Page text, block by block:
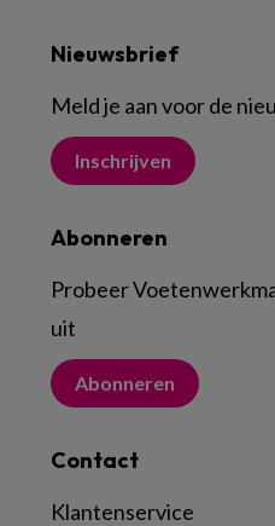
Nieuwsbrief
Meld je aan voor de
Inschrijven
Abonneren
Probeer
uit
Abonneren
Contact
Klantenservice